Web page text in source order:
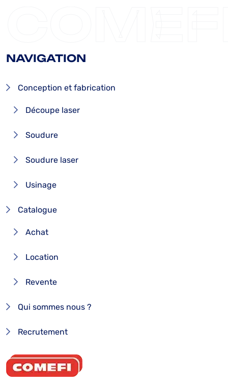
NAVIGATION
Conception et fabrication
Découpe laser
Soudure
Soudure laser
Usinage
Catalogue
Achat
Location
Revente
Qui sommes nous ?
Recrutement